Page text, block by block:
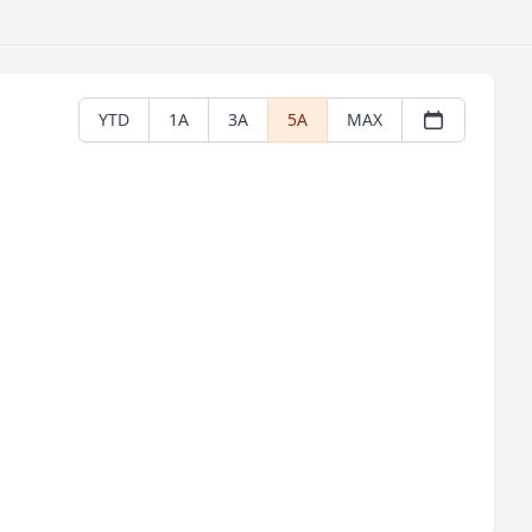
YTD 1A 3A 5A MAX